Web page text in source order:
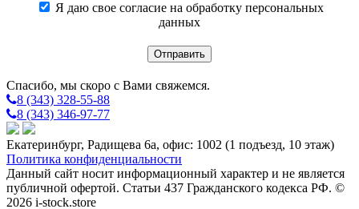
Я даю свое согласие на обработку персональных
данных
Спасибо, мы скоро с Вами свяжемся.
8 (343) 328-55-88
8 (343) 346-97-77
Екатеринбург, Радищева 6а, офис: 1002 (1 подъезд, 10 этаж)
Политика конфиденциальности
Данный сайт носит информационный характер и не является
публичной офертой. Статьи 437 Гражданского кодекса РФ. ©
2026 i-stock.store